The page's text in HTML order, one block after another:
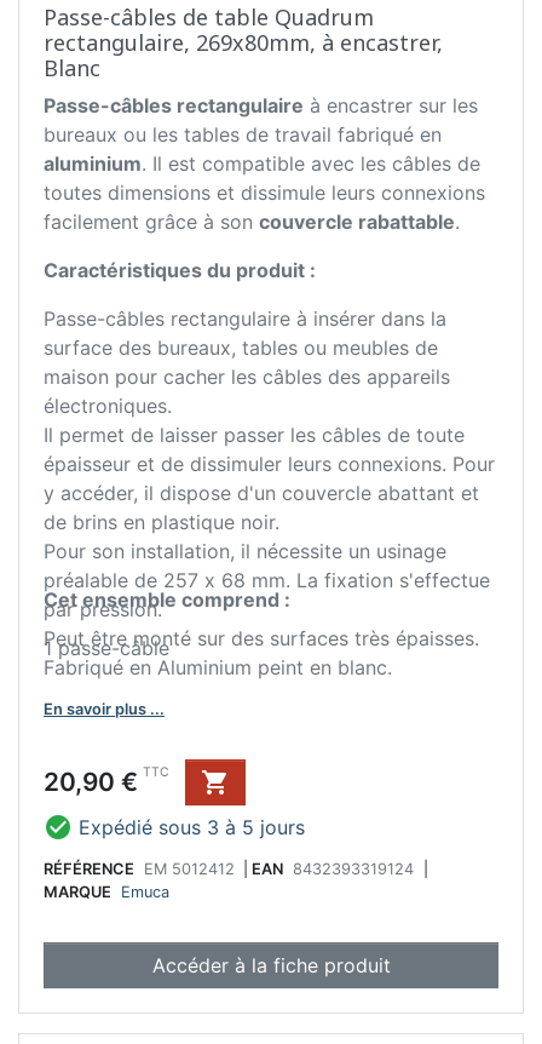
Passe-câbles de table Quadrum
rectangulaire, 269x80mm, à encastrer,
Blanc
Passe-câbles rectangulaire à encastrer sur les
bureaux ou les tables de travail fabriqué en
aluminium. Il est compatible avec les câbles de
toutes dimensions et dissimule leurs connexions
facilement grâce à son couvercle rabattable.
Caractéristiques du produit :
Passe-câbles rectangulaire à insérer dans la
surface des bureaux, tables ou meubles de
maison pour cacher les câbles des appareils
électroniques.
Il permet de laisser passer les câbles de toute
épaisseur et de dissimuler leurs connexions. Pour
y accéder, il dispose d'un couvercle abattant et
de brins en plastique noir.
Pour son installation, il nécessite un usinage
préalable de 257 x 68 mm. La fixation s'effectue
par pression.
Peut être monté sur des surfaces très épaisses.
Fabriqué en Aluminium peint en blanc.
Cet ensemble comprend :
1 passe-câble
En savoir plus ...
Prix
20,90 € TTC

 Expédié sous 3 à 5 jours
RÉFÉRENCE EM 5012412 EAN 8432393319124
MARQUE
Emuca
Accéder à la fiche produit